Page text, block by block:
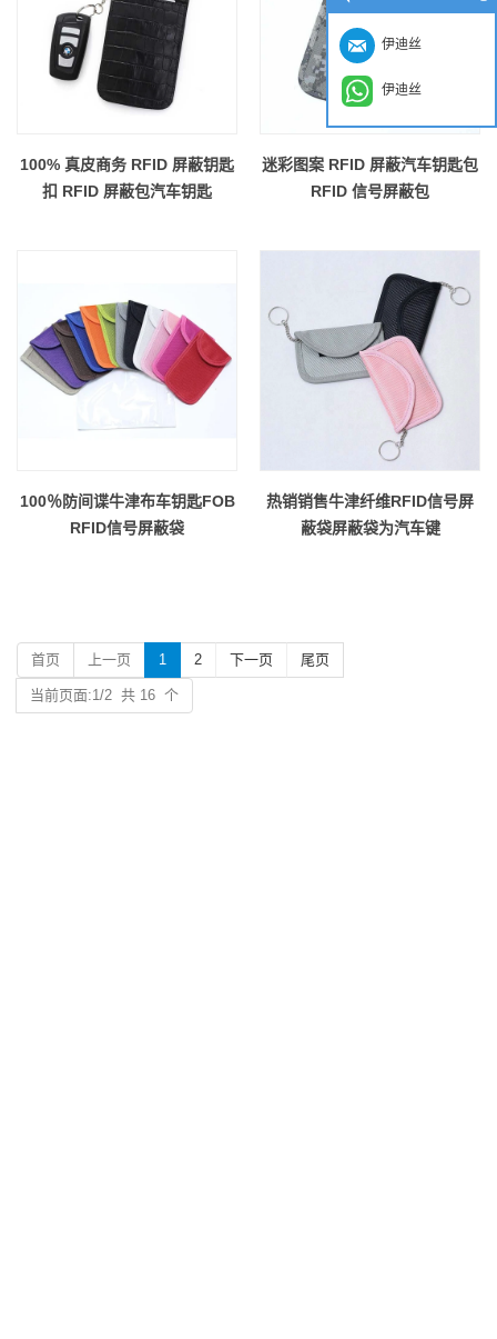
100% 真皮商务 RFID 屏蔽钥匙
扣 RFID 屏蔽包汽车钥匙
迷彩图案 RFID 屏蔽汽车钥匙包
RFID 信号屏蔽包
100％防间谍牛津布车钥匙FOB
RFID信号屏蔽袋
热销销售牛津纤维RFID信号屏
蔽袋屏蔽袋为汽车键
首页 上一页 1 2 下一页 尾页
当前页面:1/2 共 16 个
伊迪丝
伊迪丝